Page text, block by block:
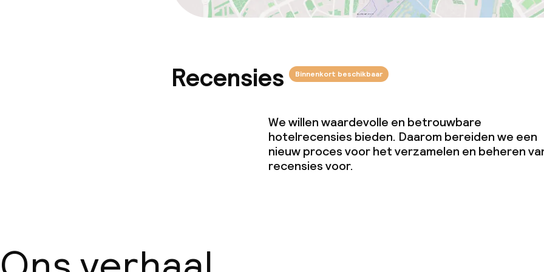
Recensies Binnenkort beschikbaar
We willen waardevolle en betrouwbare
hotelrecensies bieden. Daarom bereiden we een
nieuw proces voor het verzamelen en beheren
recensies voor.